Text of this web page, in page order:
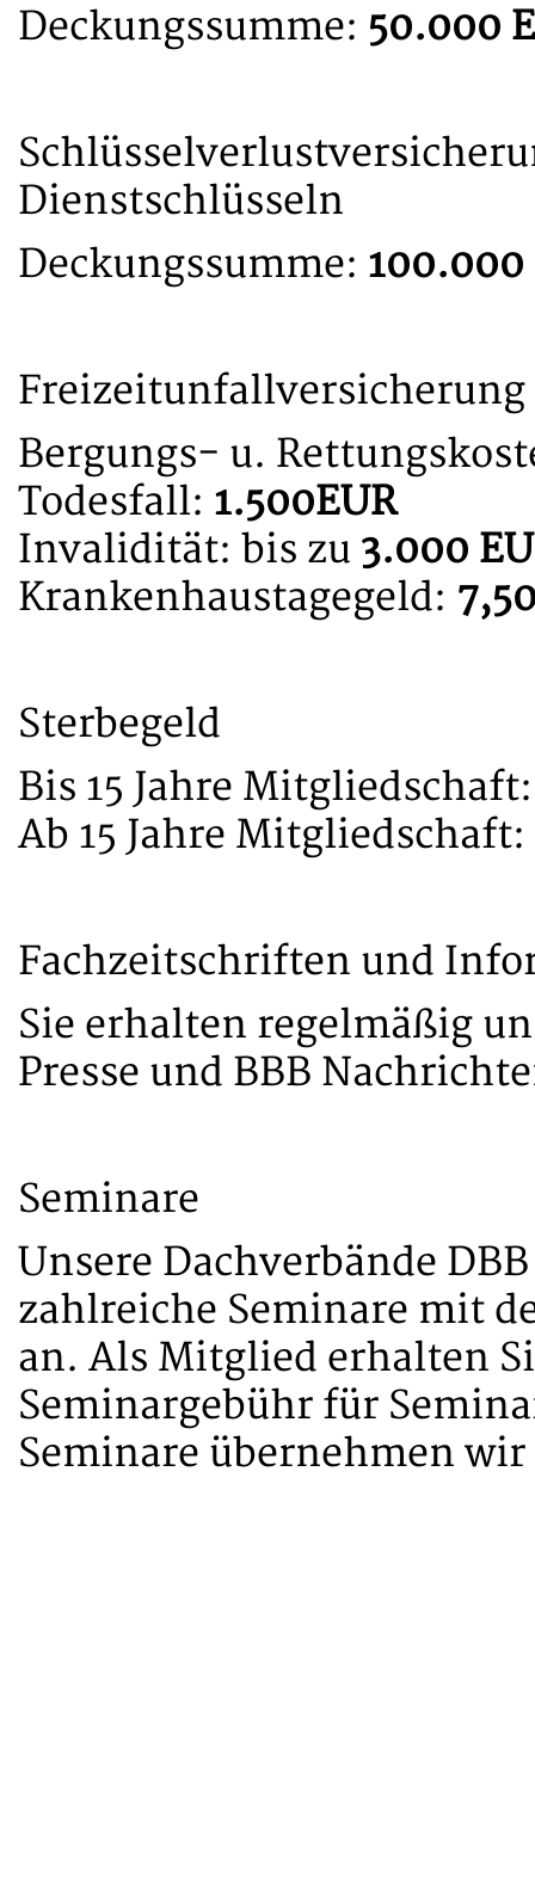
Deckungssumme: 50.000
Dienstschlüsseln
Deckungssumme: 100.000
Freizeitunfallversicherung
Bergungs- u.
Todesfall: 1.500EUR
Invalidität: bis zu 3.000
Krankenhaustagegeld:
Sterbegeld
Bis 15 Jahre
Ab 15 Jahre Mitgliedschaft:
Fachzeitschriften und
Sie erhalten regelmäßig
Presse und BBB
Seminare
Unsere Dachverbände
zahlreiche Seminare mit
an. Als Mitglied erhalten
Seminargebühr für
Seminare übernehmen